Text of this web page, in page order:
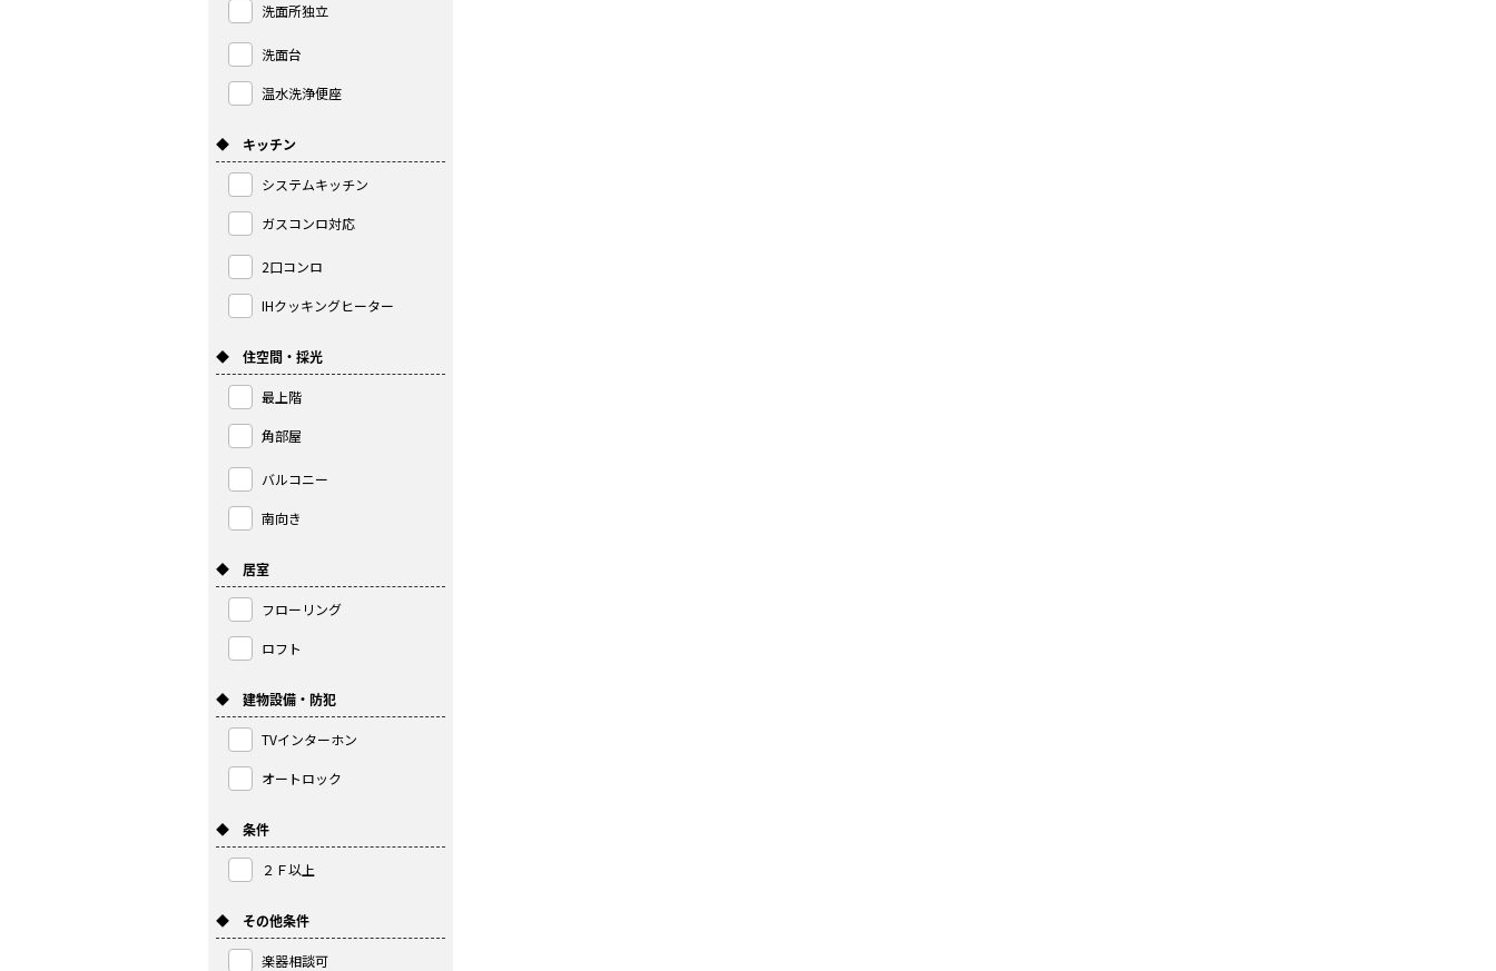
洗面所独立
洗面台
温水洗浄便座
◆ キッチン
システムキッチン
ガスコンロ対応
2口コンロ
IHクッキングヒーター
◆ 住空間・採光
最上階
角部屋
バルコニー
南向き
◆ 居室
フローリング
ロフト
◆ 建物設備・防犯
TVインターホン
オートロック
◆ 条件
２Ｆ以上
◆ その他条件
楽器相談可